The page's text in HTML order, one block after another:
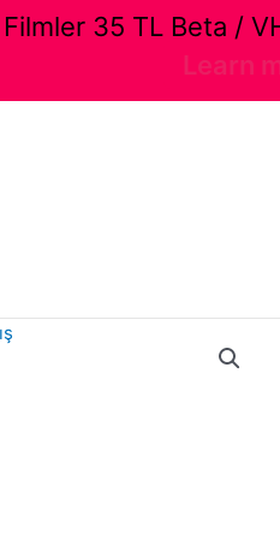
35 TL Beta /
Learn